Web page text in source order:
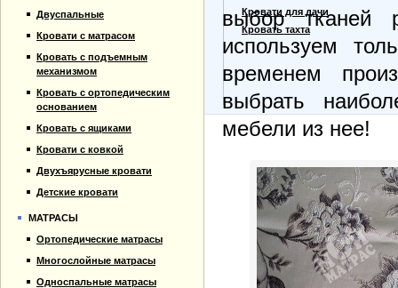
выбор тканей
используем
временем
выбрать
мебели из нее!
Двуспальные
Кровати с матрасом
Кровать с подъемным
механизмом
Кровать с ортопедическим
основанием
Кровать с ящиками
Кровати с ковкой
Двухъярусные кровати
Детские кровати
МАТРАСЫ
Ортопедические матрасы
Многослойные матрасы
Односпальные матрасы
Прайс-лист
Контакты
Кровати для дачи
Кровать тахта